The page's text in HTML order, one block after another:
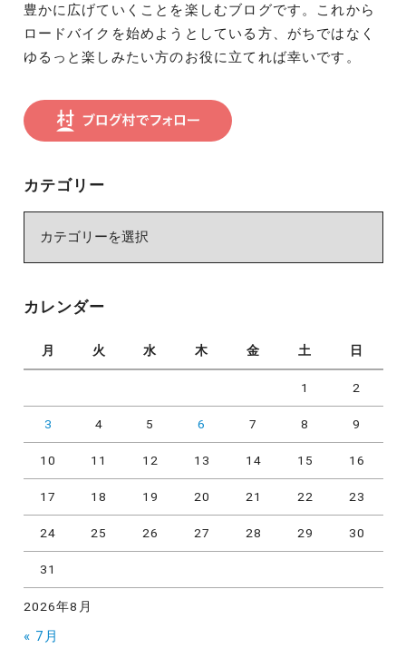
豊かに広げていくことを楽しむブログです。これから
ロードバイクを始めようとしている方、がちではなく
ゆるっと楽しみたい方のお役に立てれば幸いです。
カテゴリー
ー
カレンダー
2026年8月
月 火 水 木 金 土 日
1 2
3 4 5 6 7 8 9
10 11 12 13 14 15 16
17 18 19 20 21 22 23
24 25 26 27 28 29 30
31
« 7月